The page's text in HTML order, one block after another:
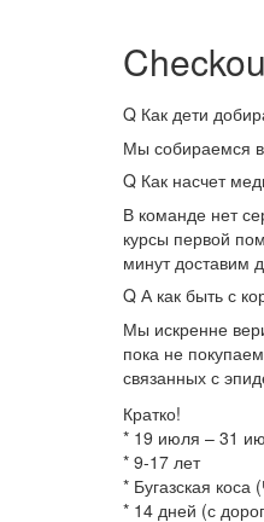
Q Как дети
Мы собираемся в
Q Как насчет
В команде нет
курсы первой
минут доставим
Q А как быть с
Мы искренне
пока не
связанных с
Кратко!⠀
* 19 июля – 31
* 9-17 лет
* Бугазская
* 14 дней (с